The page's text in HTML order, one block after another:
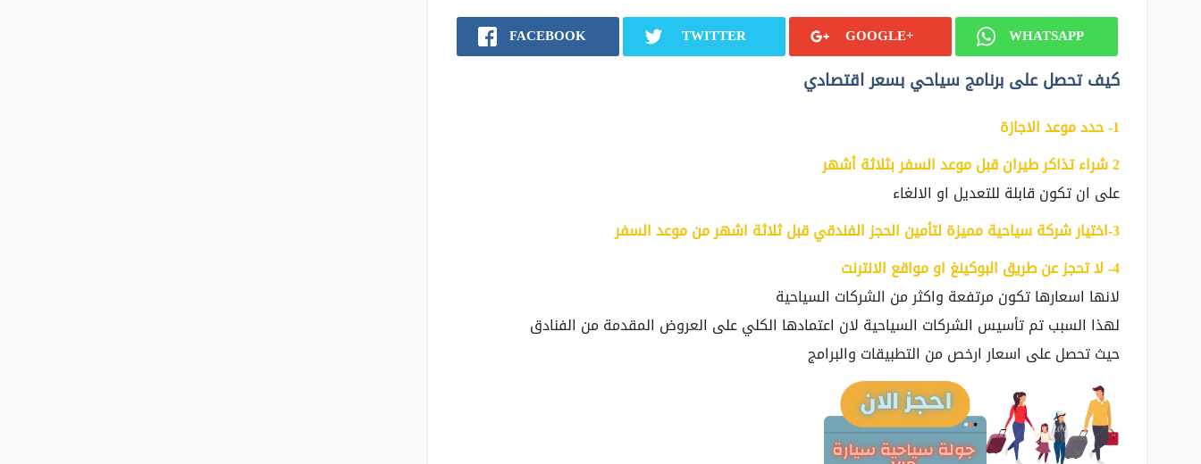
FACEBOOK TWITTER GOOGLE+ WHATSAPP
كيف تحصل على برنامج سياحي بسعر اقتصادي
‎1- حدد موعد الاجازة
‎2 شراء تذاكر طيران قبل موعد السفر بثلاثة أشهر
على ان تكون قابلة للتعديل او الالغاء
3-اختيار شركة سياحية مميزة لتأمين الحجز الفندقي قبل ثلاثة اشهر من موعد السفر
‎4- لا تحجز عن طريق البوكينغ او مواقع الانترنت
لانها اسعارها تكون مرتفعة واكثر من الشركات السياحية
لهذا السبب تم تأسيس الشركات السياحية لان اعتمادها الكلي على العروض المقدمة من الفنادق
حيث تحصل على اسعار ارخص من التطبيقات والبرامج